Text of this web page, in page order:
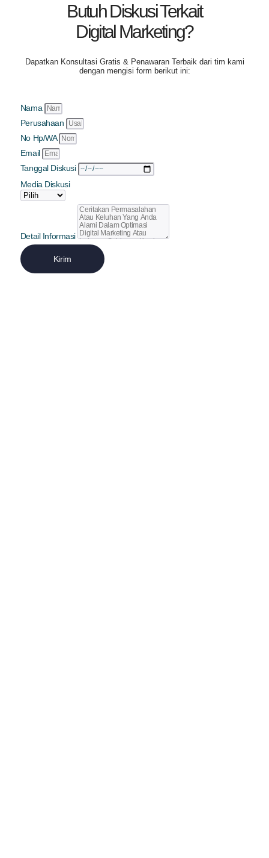
Butuh Diskusi Terkait
Digital Marketing?
Dapatkan Konsultasi Gratis & Penawaran Terbaik dari tim kami
dengan mengisi form berikut ini:
Nama
Perusahaan
No Hp/WA
Email
Tanggal Diskusi
Media Diskusi
Detail Informasi
Kirim